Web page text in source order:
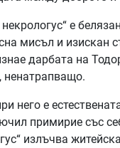
е
мисъл и изискан
дарбата на
ненатрапващо.
него е
примирие със
излъчва